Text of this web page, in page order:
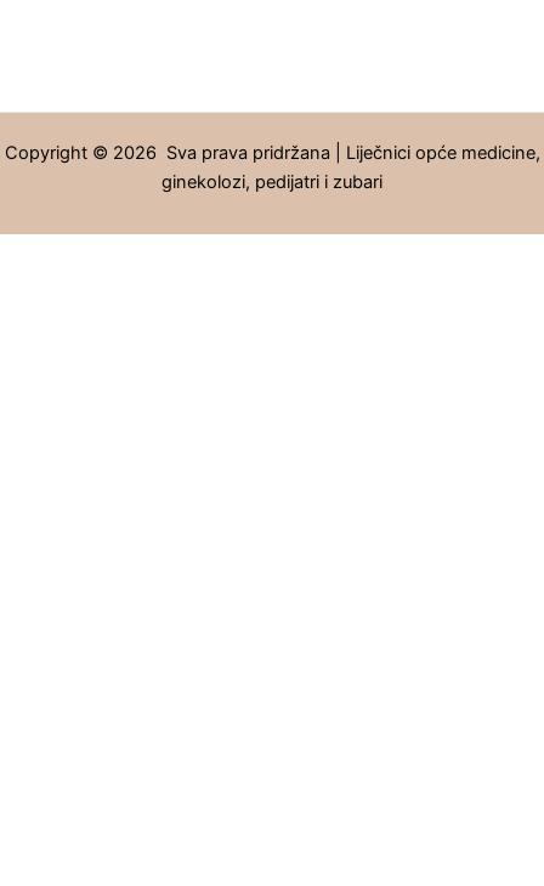
Copyright © 2026 Sva prava pridržana | Liječnici opće medicine,
ginekolozi, pedijatri i zubari